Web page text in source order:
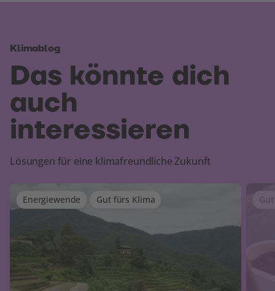
Klimablog
Das könnte dich
auch
interessieren
Lösungen für eine klimafreundliche Zukunft
Energiewende Gut fürs Klima